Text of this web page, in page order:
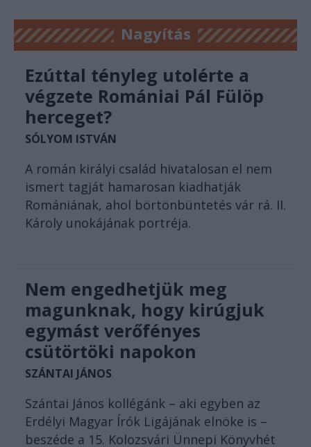
Nagyítás
Ezúttal tényleg utolérte a
végzete Romániai Pál Fülöp
herceget?
SÓLYOM ISTVÁN
A román királyi család hivatalosan el nem
ismert tagját hamarosan kiadhatják
Romániának, ahol börtönbüntetés vár rá. II.
Károly unokájának portréja.
Nem engedhetjük meg
magunknak, hogy kirúgjuk
egymást verőfényes
csütörtöki napokon
SZÁNTAI JÁNOS
Szántai János kollégánk – aki egyben az
Erdélyi Magyar Írók Ligájának elnöke is –
beszéde a 15. Kolozsvári Ünnepi Könyvhét